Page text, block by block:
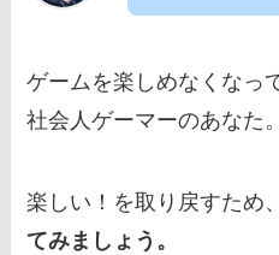
ゲームを楽しめなくなっ
社会人ゲーマーのあなた。
楽しい！を取り戻すため
てみましょう。